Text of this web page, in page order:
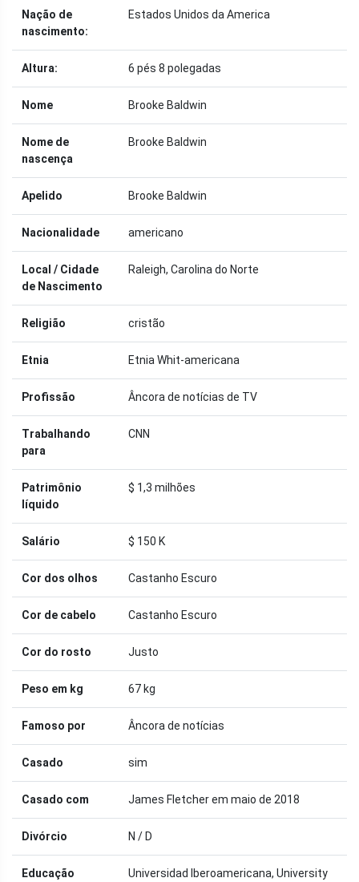
Nação de
nascimento:
Estados Unidos da America
Altura: 6 pés 8 polegadas
Nome Brooke Baldwin
Nome de
nascença
Brooke Baldwin
Apelido Brooke Baldwin
Nacionalidade americano
Local / Cidade
de Nascimento
Raleigh, Carolina do Norte
Religião cristão
Etnia Etnia Whit-americana
Profissão Âncora de notícias de TV
Trabalhando
para
CNN
Patrimônio
líquido
$ 1,3 milhões
Salário $ 150 K
Cor dos olhos Castanho Escuro
Cor de cabelo Castanho Escuro
Cor do rosto Justo
Peso em kg 67 kg
Famoso por Âncora de notícias
Casado sim
Casado com James Fletcher em maio de 2018
Divórcio N / D
Educação
Universidad Iberoamericana, University